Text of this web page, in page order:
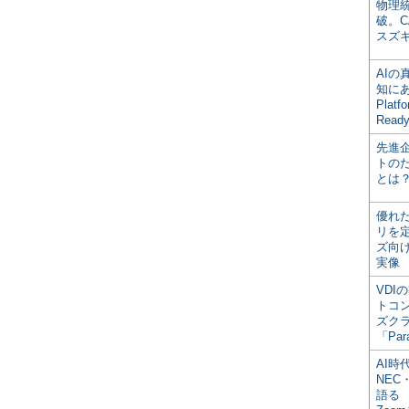
物理
破。
スズ
AIの
知に
先進
トの
とは
優れ
リを
ズ向
実像
VDI
トコ
ズク
「
AI時
NEC
語る